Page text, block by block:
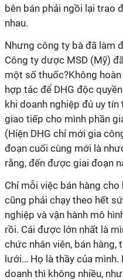
bên bán phải ngồi lại trao
nhau.
Nhưng công ty bà đã làm
Công ty dược MSD (Mỹ)
một số thuốc?Không
hợp tác để DHG độc
khi doanh nghiệp đủ uy
giao tiếp cho mình phần
(Hiện DHG chỉ mới gia
đoạn cuối cùng mới là
rằng, đến được giai đoạn
Chỉ mỗi việc bán hàng cho
cũng phải chạy theo hết
nghiệp và vận hành mô
rồi. Cái được lớn nhất là
chức nhân viên, bán hàng,
lưới… Họ là thầy của
doanh thì không nhiều,